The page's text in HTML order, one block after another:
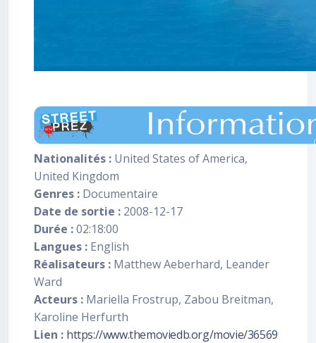
Nationalités : United States of America,
United Kingdom
Genres : Documentaire
Date de sortie : 2008-12-17
Durée :02:18:00
Langues : English
Réalisateurs : Matthew Aeberhard, Leander
Ward
Acteurs : Mariella Frostrup, Zabou Breitman,
Karoline Herfurth
Lien : https://www.themoviedb.org/movie/36569